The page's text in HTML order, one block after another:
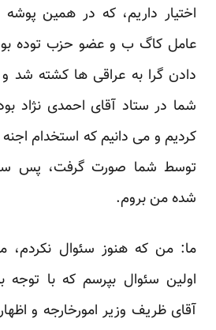
اختیار داریم، که در همین
عامل کاگ ب و عضو حزب توده
دادن گرا به عراقی ها کشته شد
شما در ستاد آقای احمدی نژاد
کردیم و می دانیم که استخدام
توسط شما صورت گرفت، پس
شده من بروم.
ما: من که هنوز سئوال نکردم،
اولین سئوال بپرسم که با توجه
آقای ظریف وزیر امورخارجه و